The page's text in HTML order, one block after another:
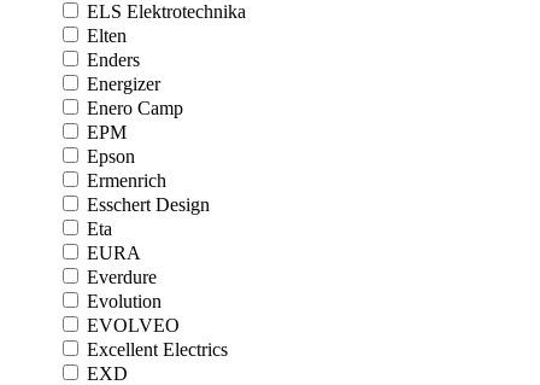
ELS Elektrotechnika
Elten
Enders
Energizer
Enero Camp
EPM
Epson
Ermenrich
Esschert Design
Eta
EURA
Everdure
Evolution
EVOLVEO
Excellent Electrics
EXD